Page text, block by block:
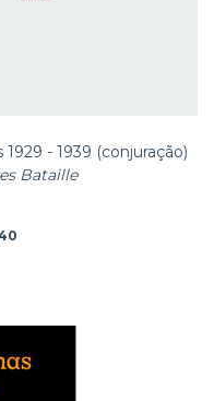
- 1939 (conjuração)
Bataille